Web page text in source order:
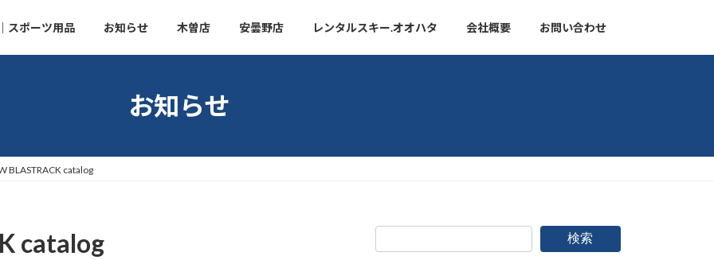
スポーツ用品 お知らせ 木曽店 安曇野店 レンタルスキー.オオハタ 会社概要 お問い合わせ
お知らせ
BLASTRACK catalog
catalog 検索